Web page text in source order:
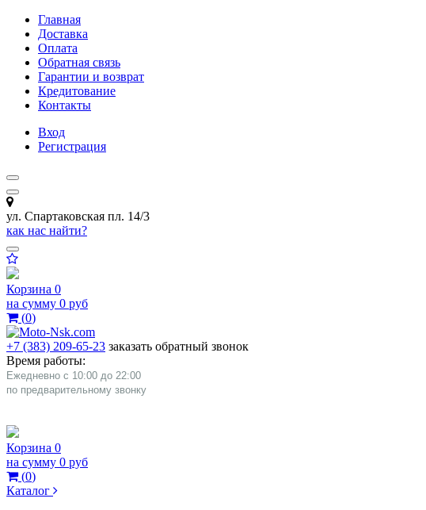
Главная
Доставка
Оплата
Обратная связь
Гарантии и возврат
Кредитование
Контакты
Вход
Регистрация
ул. Спартаковская пл. 14/3
как нас найти?
Корзина 0
на сумму 0 руб
(0)
+7 (383) 209-65-23 заказать обратный звонок
Время работы:
Ежедневно с 10:00 до 22:00
​по предварительному звонку
Корзина 0
на сумму 0 руб
(0)
Каталог